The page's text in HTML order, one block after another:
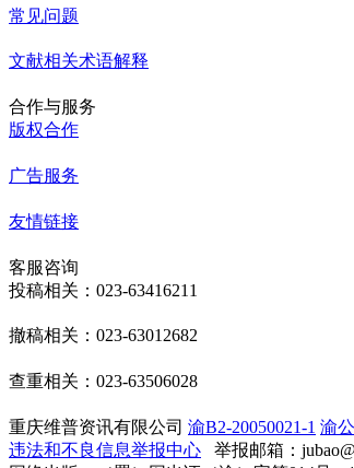
常见问题
文献相关术语解释
合作与服务
版权合作
广告服务
友情链接
客服咨询
投稿相关：023-63416211
撤稿相关：023-63012682
查重相关：023-63506028
重庆维普资讯有限公司 渝B2-20050021-1 渝
违法和不良信息举报中心 举报邮箱：